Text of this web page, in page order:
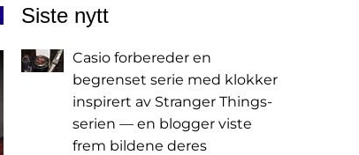
Siste nytt
Casio forbereder en
begrenset serie med klokker
inspirert av Stranger Things-
serien — en blogger viste
frem bildene deres